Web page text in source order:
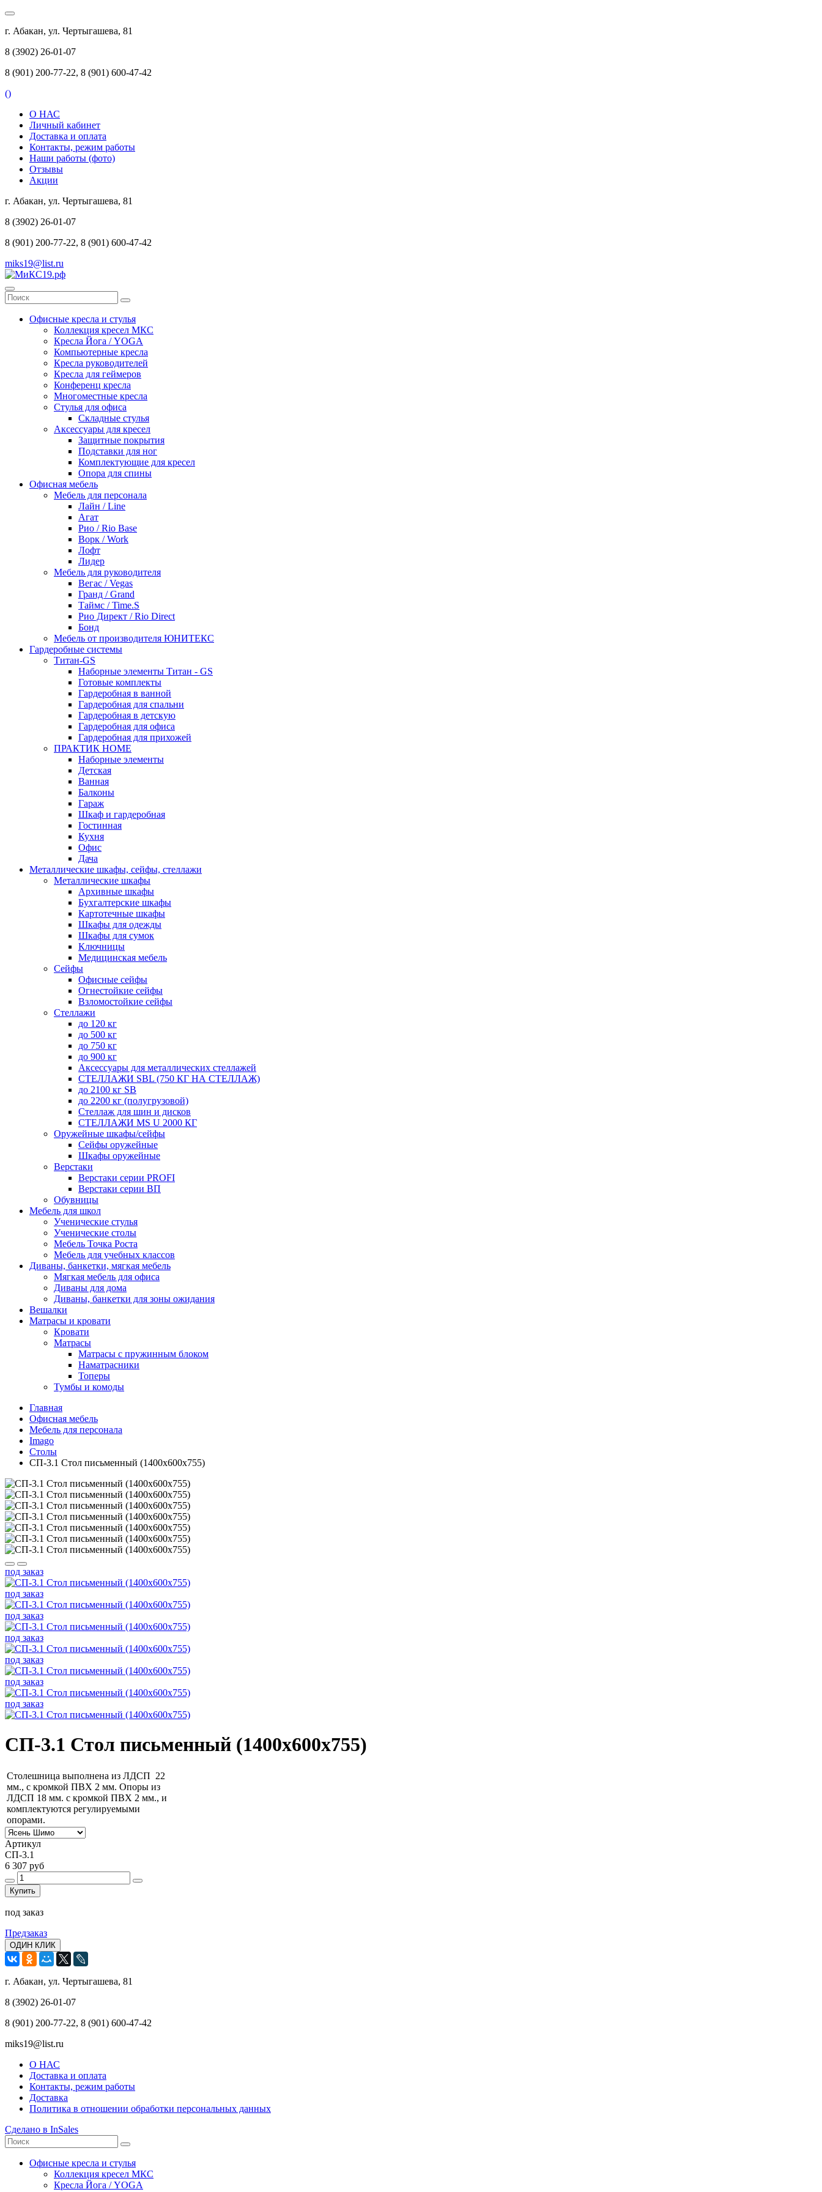
г. Абакан, ул. Чертыгашева, 81
8 (3902) 26-01-07
8 (901) 200-77-22, 8 (901) 600-47-42
()
О НАС
Личный кабинет
Доставка и оплата
Контакты, режим работы
Наши работы (фото)
Отзывы
Акции
г. Абакан, ул. Чертыгашева, 81
8 (3902) 26-01-07
8 (901) 200-77-22, 8 (901) 600-47-42
miks19@list.ru
Офисные кресла и стулья
Коллекция кресел МКС
Кресла Йога / YOGA
Компьютерные кресла
Кресла руководителей
Кресла для геймеров
Конференц кресла
Многоместные кресла
Стулья для офиса
Складные стулья
Аксессуары для кресел
Защитные покрытия
Подставки для ног
Комплектующие для кресел
Опора для спины
Офисная мебель
Мебель для персонала
Лайн / Line
Агат
Рио / Rio Base
Ворк / Work
Лофт
Лидер
Мебель для руководителя
Вегас / Vegas
Гранд / Grand
Таймс / Time.S
Рио Директ / Rio Direct
Бонд
Мебель от производителя ЮНИТЕКС
Гардеробные системы
Титан-GS
Наборные элементы Титан - GS
Готовые комплекты
Гардеробная в ванной
Гардеробная для спальни
Гардеробная в детскую
Гардеробная для офиса
Гардеробная для прихожей
ПРАКТИК HOME
Наборные элементы
Детская
Ванная
Балконы
Гараж
Шкаф и гардеробная
Гостинная
Кухня
Офис
Дача
Металлические шкафы, сейфы, стеллажи
Металлические шкафы
Архивные шкафы
Бухгалтерские шкафы
Картотечные шкафы
Шкафы для одежды
Шкафы для сумок
Ключницы
Медицинская мебель
Сейфы
Офисные сейфы
Огнестойкие сейфы
Взломостойкие сейфы
Стеллажи
до 120 кг
до 500 кг
до 750 кг
до 900 кг
Аксессуары для металлических стеллажей
СТЕЛЛАЖИ SBL (750 КГ НА СТЕЛЛАЖ)
до 2100 кг SB
до 2200 кг (полугрузовой)
Стеллаж для шин и дисков
СТЕЛЛАЖИ MS U 2000 КГ
Оружейные шкафы/сейфы
Сейфы оружейные
Шкафы оружейные
Верстаки
Верстаки серии PROFI
Верстаки серии ВП
Обувницы
Мебель для школ
Ученические стулья
Ученические столы
Мебель Точка Роста
Мебель для учебных классов
Диваны, банкетки, мягкая мебель
Мягкая мебель для офиса
Диваны для дома
Диваны, банкетки для зоны ожидания
Вешалки
Матрасы и кровати
Кровати
Матрасы
Матрасы с пружинным блоком
Наматрасники
Топеры
Тумбы и комоды
Главная
Офисная мебель
Мебель для персонала
Imago
Столы
СП-3.1 Стол письменный (1400х600х755)
под заказ
под заказ
под заказ
под заказ
под заказ
под заказ
под заказ
СП-3.1 Стол письменный (1400х600х755)
Столешница выполнена из ЛДСП 22
мм., с кромкой ПВХ 2 мм. Опоры из
ЛДСП 18 мм. с кромкой ПВХ 2 мм., и
комплектуются регулируемыми
опорами.
Артикул
СП-3.1
6 307 руб
Купить
под заказ
Предзаказ
ОДИН КЛИК
г. Абакан, ул. Чертыгашева, 81
8 (3902) 26-01-07
8 (901) 200-77-22, 8 (901) 600-47-42
miks19@list.ru
О НАС
Доставка и оплата
Контакты, режим работы
Доставка
Политика в отношении обработки персональных данных
Сделано в InSales
Офисные кресла и стулья
Коллекция кресел МКС
Кресла Йога / YOGA